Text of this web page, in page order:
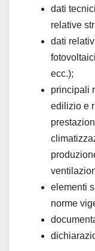
dati
relative
dati
ecc.);
principali
edilizio e
elementi
norme